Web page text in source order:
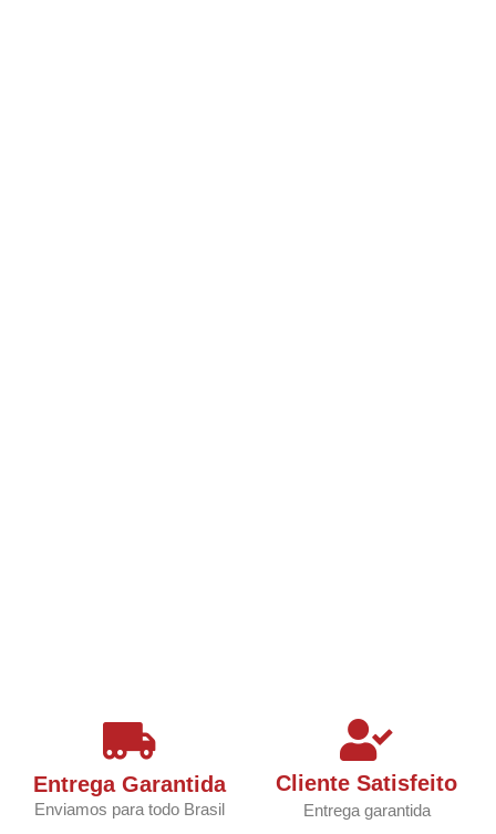
Entrega Garantida
Enviamos para todo Brasil
Cliente Satisfeito
Entrega garantida